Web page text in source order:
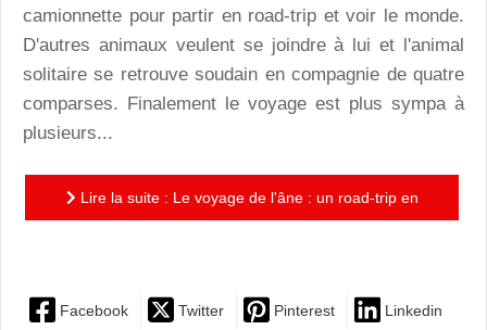
camionnette pour partir en road-trip et voir le monde.
D'autres animaux veulent se joindre à lui et l'animal
solitaire se retrouve soudain en compagnie de quatre
comparses. Finalement le voyage est plus sympa à
plusieurs...
Lire la suite : Le voyage de l'âne : un road-trip en
Facebook Twitter Pinterest Linkedin